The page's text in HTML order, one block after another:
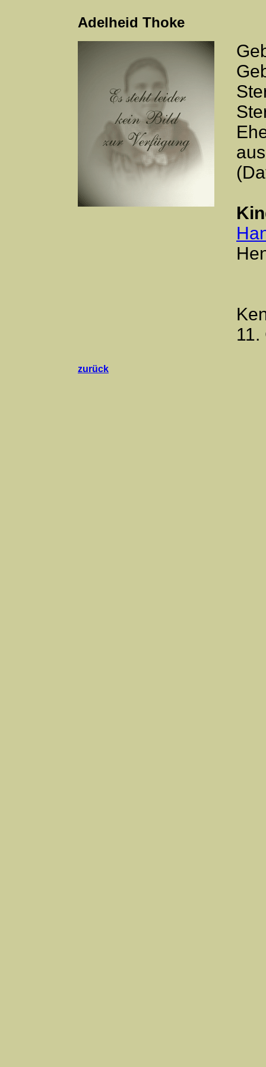
Adelheid Thoke
11.
zurück